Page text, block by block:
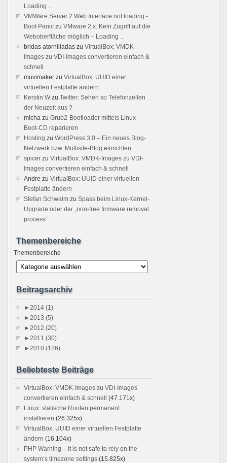
Loading ..
VMWare Server 2 Web Interface not loading -
Boot Panic zu VMware 2.x: Kein Zugriff auf die
Weboberfläche möglich – Loading ..
bridas atornilladas zu VirtualBox: VMDK-
Images zu VDI-Images convertieren einfach &
schnell
muvimaker zu VirtualBox: UUID einer
virtuellen Festplatte ändern
Kerstin Wzu Twitter: Sehen so Telefonzellen
der Neuzeit aus ?
micha zu Grub2-Bootloader mittels Linux-
Boot-CD reparieren
Hosting zu WordPress 3.0 – Ein neues Blog-
Netzwerk bzw. Multisite-Blog einrichten
spicer zu VirtualBox: VMDK-Images zu VDI-
Images convertieren einfach & schnell
Andre zu VirtualBox: UUID einer virtuellen
Festplatte ändern
Stefan Schwalm zu Spass beim Linux-Kernel-
Upgrade oder der „non-free firmware removal
process“
Themenbereiche
Themenbereiche
Beitragsarchiv
► 2014 (1)
► 2013 (5)
► 2012 (20)
► 2011 (30)
► 2010 (126)
Beliebteste Beiträge
VirtualBox: VMDK-Images zu VDI-Images
convertieren einfach & schnell (47.171x)
Linux: statische Routen permanent
installieren (26.325x)
VirtualBox: UUID einer virtuellen Festplatte
ändern (16.104x)
PHP Warning – It is not safe to rely on the
system’s timezone settings (15.825x)